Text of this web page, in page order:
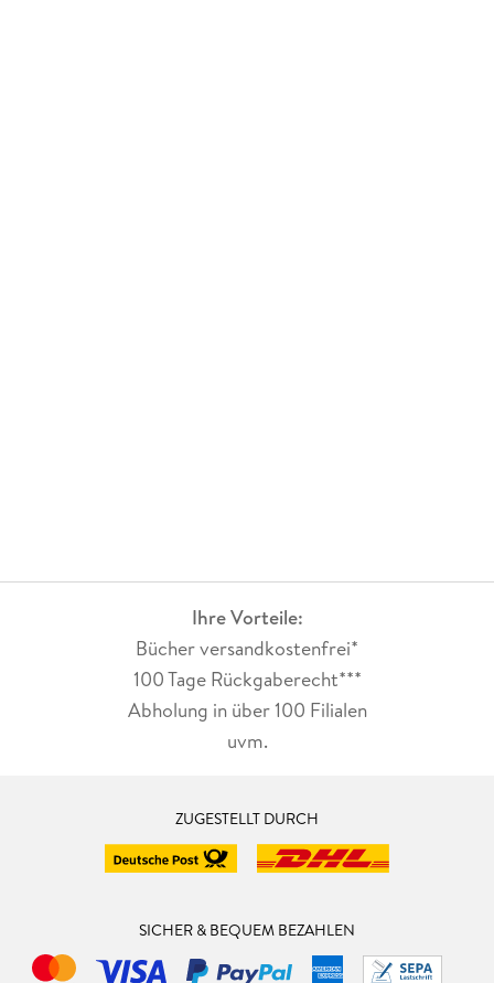
Ihre Vorteile:
Bücher versandkostenfrei*
100 Tage Rückgaberecht***
Abholung in über 100 Filialen
uvm.
ZUGESTELLT DURCH
SICHER & BEQUEM BEZAHLEN